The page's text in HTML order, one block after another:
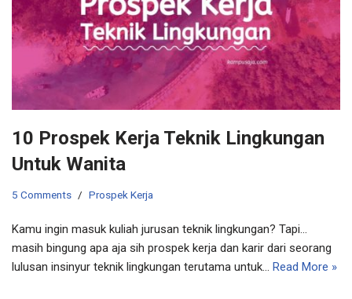
10 Prospek Kerja Teknik Lingkungan
Untuk Wanita
5 Comments Prospek Kerja
Kamu ingin masuk kuliah jurusan teknik lingkungan? Tapi…
masih bingung apa aja sih prospek kerja dan karir dari seorang
lulusan insinyur teknik lingkungan terutama untuk… Read More »